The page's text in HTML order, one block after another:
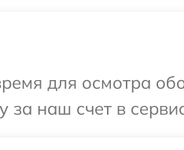
для осмотра
наш счет в